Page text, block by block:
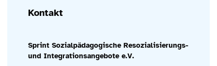
Kontakt
Sprint Sozialpädagogische Resozialisierungs-
und Integrationsangebote e.V.